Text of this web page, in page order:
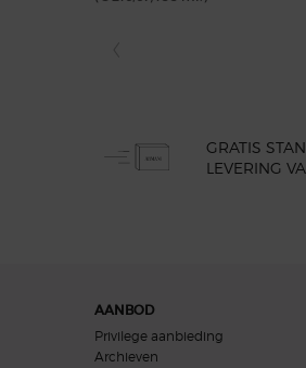
GRATIS
LEVERING
AANBOD
Privilege aanbieding
Archieven